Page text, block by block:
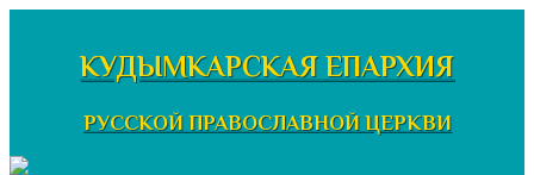
содержимомуКУДЫМКАРСКАЯ ЕПАРХИЯ
РУССКОЙ ПРАВОСЛАВНОЙ ЦЕРКВИ